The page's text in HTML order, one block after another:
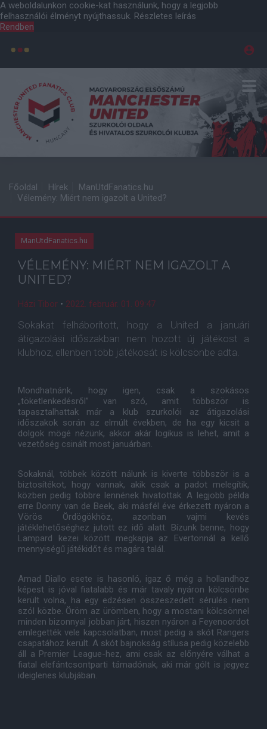
A weboldalunkon cookie-kat használunk, hogy a legjobb
felhasználói élményt nyújthassuk. Részletes leírás
Rendben
Főoldal Hírek
ManUtdFanatics.hu
Vélemény: Miért nem igazolt a United?
ManUtdFanatics.hu
VÉLEMÉNY: MIÉRT NEM IGAZOLT A
UNITED?
Házi Tibor • 2022. február. 01. 09:47
Sokakat felháborított, hogy a United a januári
átigazolási időszakban nem hozott új játékost a
klubhoz, ellenben több játékosát is kölcsönbe adta.
Mondhatnánk, hogy igen, csak a szokásos
„töketlenkedésről” van szó, amit többször is
tapasztalhattak már a klub szurkolói az átigazolási
időszakok során az elmúlt években, de ha egy kicsit a
dolgok mögé nézünk, akkor akár logikus is lehet, amit a
vezetőség csinált most januárban.
Sokaknál, többek között nálunk is kiverte többször is a
biztosítékot, hogy vannak, akik csak a padot melegítik,
közben pedig többre lennének hivatottak. A legjobb példa
erre Donny van de Beek, aki másfél éve érkezett nyáron a
Vörös Ördögökhöz, azonban vajmi kevés
játéklehetőséghez jutott ez idő alatt. Bízunk benne, hogy
Lampard kezei között megkapja az Evertonnál a kellő
mennyiségű játékidőt és magára talál.
Amad Diallo esete is hasonló, igaz ő még a hollandhoz
képest is jóval fiatalabb és már tavaly nyáron kölcsönbe
került volna, ha egy edzésen összeszedett sérülés nem
szól közbe. Öröm az ürömben, hogy a mostani kölcsönnel
minden bizonnyal jobban járt, hiszen nyáron a Feyenoordot
emlegették vele kapcsolatban, most pedig a skót Rangers
csapatához került. A skót bajnokság stílusa pedig közelebb
áll a Premier League-hez, ami csak az előnyére válhat a
fiatal elefántcsontparti támadónak, aki már gólt is jegyez
ideiglenes klubjában.